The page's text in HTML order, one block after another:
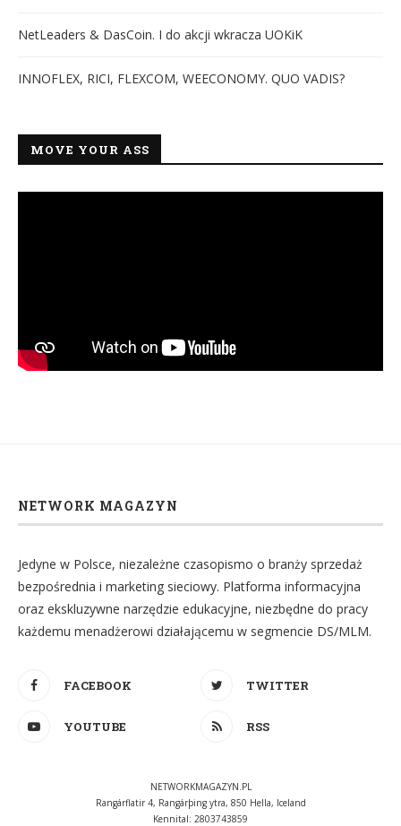
NetLeaders & DasCoin. I do akcji wkracza UOKiK
INNOFLEX, RICI, FLEXCOM, WEECONOMY. QUO VADIS?
MOVE YOUR ASS
NETWORK MAGAZYN
Jedyne w Polsce, niezależne czasopismo o branży sprzedaż
bezpośrednia i marketing sieciowy. Platforma informacyjna
oraz ekskluzywne narzędzie edukacyjne, niezbędne do pracy
każdemu menadżerowi działającemu w segmencie DS/MLM.
FACEBOOK TWITTER
YOUTUBE RSS
NETWORKMAGAZYN.PL
Rangárflatir 4, Rangárþing ytra, 850 Hella, Iceland
Kennital: 2803743859